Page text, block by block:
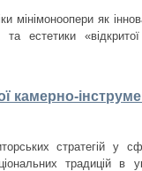
мінімоноопери як
естетики
камерно-
стратегій у
традицій в